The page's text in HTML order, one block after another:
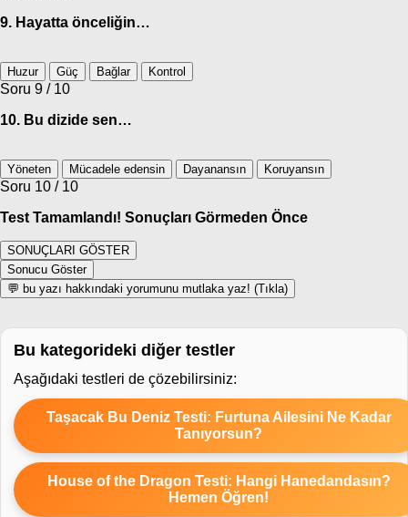
9. Hayatta önceliğin…
Huzur Güç Bağlar Kontrol
Soru 9 / 10
10. Bu dizide sen…
Yöneten Mücadele edensin Dayanansın Koruyansın
Soru 10 / 10
Test Tamamlandı! Sonuçları Görmeden Önce
SONUÇLARI GÖSTER
Sonucu Göster
💬 bu yazı hakkındaki yorumunu mutlaka yaz! (Tıkla)
Bu kategorideki diğer testler
Aşağıdaki testleri de çözebilirsiniz:
Taşacak Bu Deniz Testi: Furtuna Ailesini Ne Kadar
Tanıyorsun?
House of the Dragon Testi: Hangi Hanedandasın?
Hemen Öğren!